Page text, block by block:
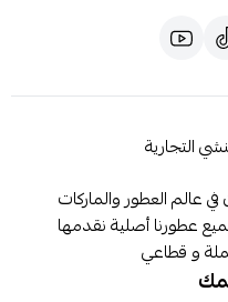
العطور والماركات
عطورنا أصلية نقدمها
و قطاعي